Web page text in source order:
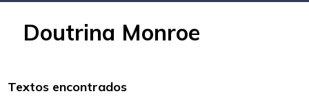
Doutrina Monroe
Textos encontrados